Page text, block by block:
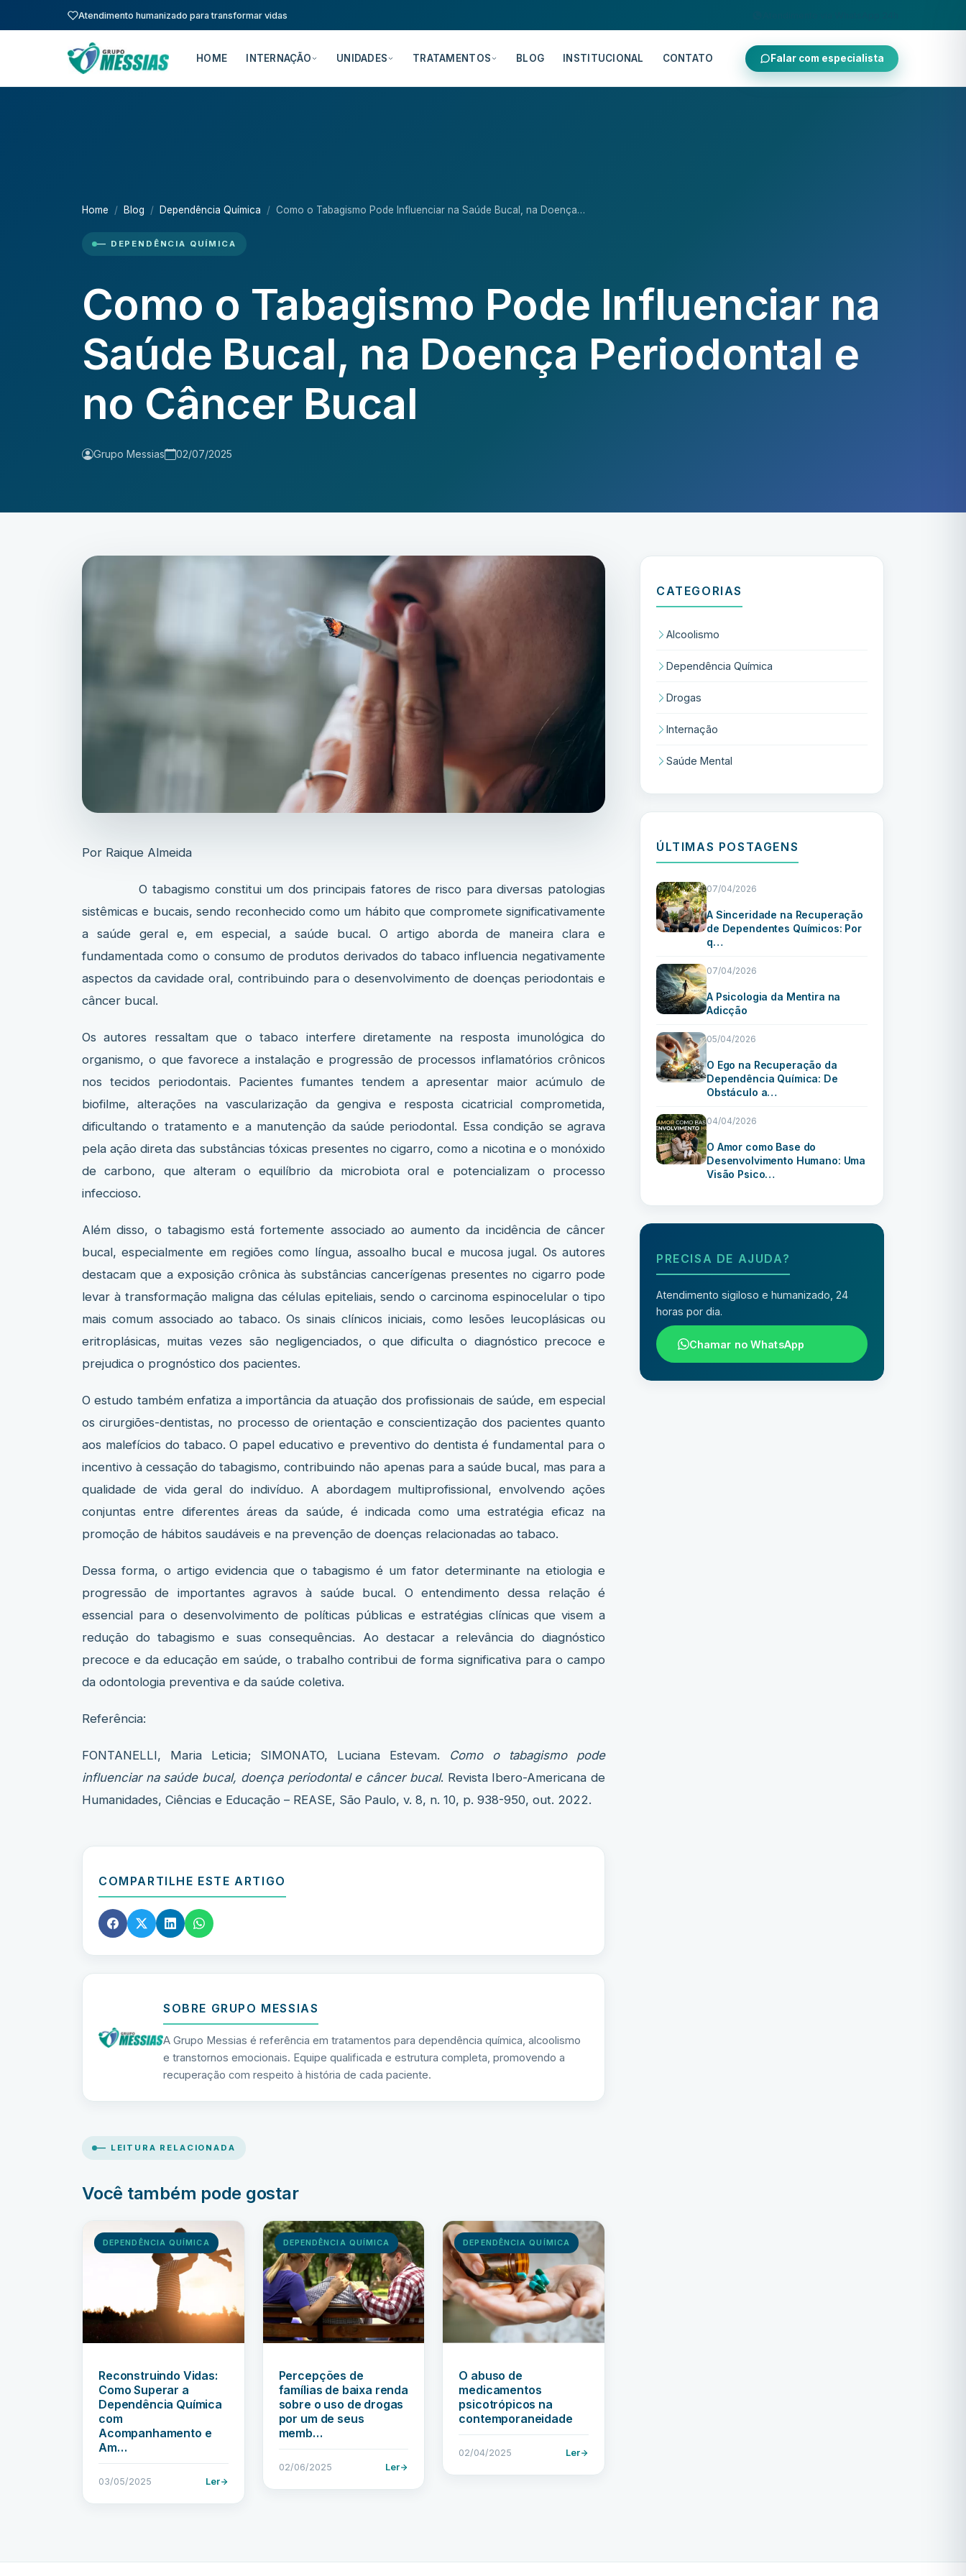
Atendimento humanizado para transformar vidas
HOME INTERNAÇÃO UNIDADES TRATAMENTOS BLOG INSTITUCIONAL CONTATO Falar com especialista
Home Blog Dependência Química Como o Tabagismo Pode Influenciar na Saúde Bucal, na Doença…
— DEPENDÊNCIA QUÍMICA
Como o Tabagismo Pode Influenciar na
Saúde Bucal, na Doença Periodontal e
no Câncer Bucal
Grupo Messias 02/07/2025
Por Raique Almeida
O tabagismo constitui um dos principais fatores de risco para diversas patologias
sistêmicas e bucais, sendo reconhecido como um hábito que compromete significativamente
a saúde geral e, em especial, a saúde bucal. O artigo aborda de maneira clara e
fundamentada como o consumo de produtos derivados do tabaco influencia negativamente
aspectos da cavidade oral, contribuindo para o desenvolvimento de doenças periodontais e
câncer bucal.
Os autores ressaltam que o tabaco interfere diretamente na resposta imunológica do
organismo, o que favorece a instalação e progressão de processos inflamatórios crônicos
nos tecidos periodontais. Pacientes fumantes tendem a apresentar maior acúmulo de
biofilme, alterações na vascularização da gengiva e resposta cicatricial comprometida,
dificultando o tratamento e a manutenção da saúde periodontal. Essa condição se agrava
pela ação direta das substâncias tóxicas presentes no cigarro, como a nicotina e o monóxido
de carbono, que alteram o equilíbrio da microbiota oral e potencializam o processo
infeccioso.
Além disso, o tabagismo está fortemente associado ao aumento da incidência de câncer
bucal, especialmente em regiões como língua, assoalho bucal e mucosa jugal. Os autores
destacam que a exposição crônica às substâncias cancerígenas presentes no cigarro pode
levar à transformação maligna das células epiteliais, sendo o carcinoma espinocelular o tipo
mais comum associado ao tabaco. Os sinais clínicos iniciais, como lesões leucoplásicas ou
eritroplásicas, muitas vezes são negligenciados, o que dificulta o diagnóstico precoce e
prejudica o prognóstico dos pacientes.
O estudo também enfatiza a importância da atuação dos profissionais de saúde, em especial
os cirurgiões-dentistas, no processo de orientação e conscientização dos pacientes quanto
aos malefícios do tabaco. O papel educativo e preventivo do dentista é fundamental para o
incentivo à cessação do tabagismo, contribuindo não apenas para a saúde bucal, mas para a
qualidade de vida geral do indivíduo. A abordagem multiprofissional, envolvendo ações
conjuntas entre diferentes áreas da saúde, é indicada como uma estratégia eficaz na
promoção de hábitos saudáveis e na prevenção de doenças relacionadas ao tabaco.
Dessa forma, o artigo evidencia que o tabagismo é um fator determinante na etiologia e
progressão de importantes agravos à saúde bucal. O entendimento dessa relação é
essencial para o desenvolvimento de políticas públicas e estratégias clínicas que visem a
redução do tabagismo e suas consequências. Ao destacar a relevância do diagnóstico
precoce e da educação em saúde, o trabalho contribui de forma significativa para o campo
da odontologia preventiva e da saúde coletiva.
Referência:
FONTANELLI, Maria Leticia; SIMONATO, Luciana Estevam. Como o tabagismo pode
influenciar na saúde bucal, doença periodontal e câncer bucal. Revista Ibero-Americana de
Humanidades, Ciências e Educação – REASE, São Paulo, v. 8, n. 10, p. 938-950, out. 2022.
COMPARTILHE ESTE ARTIGO
SOBRE GRUPO MESSIAS
A Grupo Messias é referência em tratamentos para dependência química, alcoolismo
e transtornos emocionais. Equipe qualificada e estrutura completa, promovendo a
recuperação com respeito à história de cada paciente.
— LEITURA RELACIONADA
Você também pode gostar
DEPENDÊNCIA QUÍMICA
Reconstruindo Vidas:
Como Superar a
Dependência Química
com
Acompanhamento e
Am…
03/05/2025 Ler
DEPENDÊNCIA QUÍMICA
Percepções de
famílias de baixa renda
sobre o uso de drogas
por um de seus
memb…
02/06/2025 Ler
DEPENDÊNCIA QUÍMICA
O abuso de
medicamentos
psicotrópicos na
contemporaneidade
02/04/2025 Ler
CATEGORIAS
Alcoolismo
Dependência Química
Drogas
Internação
Saúde Mental
ÚLTIMAS POSTAGENS
07/04/2026
A Sinceridade na Recuperação
de Dependentes Químicos: Por
q…
07/04/2026
A Psicologia da Mentira na
Adicção
05/04/2026
O Ego na Recuperação da
Dependência Química: De
Obstáculo a…
04/04/2026
O Amor como Base do
Desenvolvimento Humano: Uma
Visão Psico…
PRECISA DE AJUDA?
Atendimento sigiloso e humanizado, 24
horas por dia.
Chamar no WhatsApp